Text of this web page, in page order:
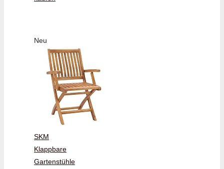
Neu
SKM
Klappbare
Gartenstühle